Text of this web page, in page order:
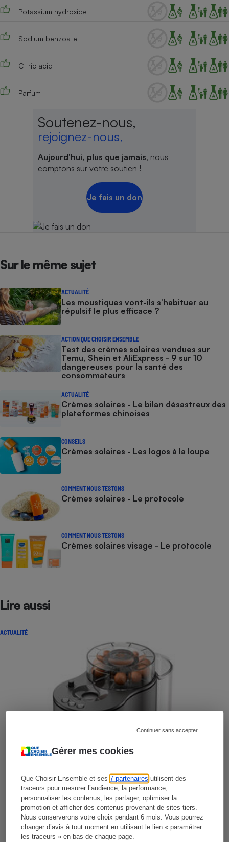
Gérer mes cookies
Que Choisir Ensemble et ses7 partenaires utilisent des
traceurs pour mesurer l’audience, la performance,
personnaliser les contenus, les partager, optimiser la
promotion et afficher des contenus provenant de sites tiers.
Nous conserverons votre choix pendant 6 mois. Vous pourrez
changer d’avis à tout moment en utilisant le lien « paramétrer
les traceurs » en bas de chaque page.
Continuer sans accepter
Potassium hydroxide
Sodium benzoate
Citric acid
Parfum
Soutenez-nous,
rejoignez-nous,
Aujourd'hui, plus que jamais, nous
comptons sur votre soutien !
Je fais un don
Sur le même sujet
ACTUALITÉ
Les moustiques vont-ils s’habituer au
répulsif le plus efficace ?
ACTION QUE CHOISIR ENSEMBLE
Test des crèmes solaires vendues sur
Temu, Shein et AliExpress - 9 sur 10
dangereuses pour la santé des
consommateurs
ACTUALITÉ
Crèmes solaires - Le bilan désastreux des
plateformes chinoises
CONSEILS
Crèmes solaires - Les logos à la loupe
COMMENT NOUS TESTONS
Crèmes solaires - Le protocole
COMMENT NOUS TESTONS
Crèmes solaires visage - Le protocole
Lire aussi
ACTUALITÉ